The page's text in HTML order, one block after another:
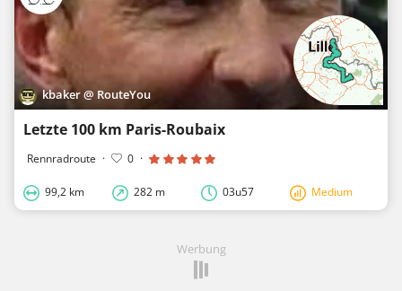
kbaker @ RouteYou
Letzte 100 km Paris-Roubaix
Rennradroute · 0 ·
99,2 km 282 m 03u57 Medium
Werbung